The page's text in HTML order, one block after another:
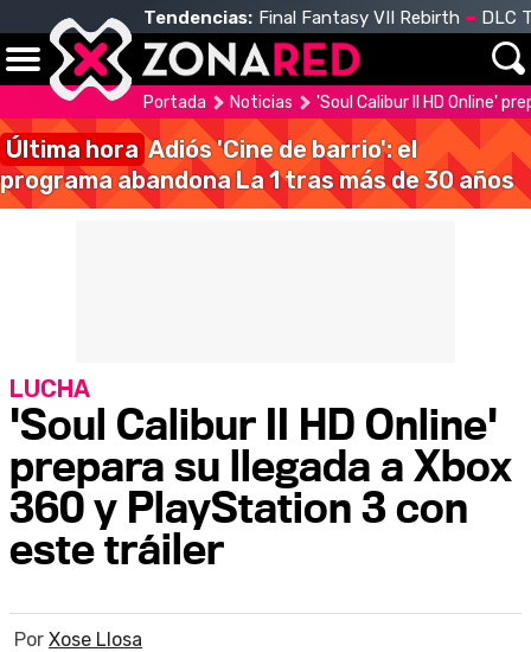
Tendencias: Final Fantasy VII Rebirth DLC
Portada Noticias 'Soul Calibur II HD Online'
Última hora Adiós 'Cine de barrio': el
programa abandona La 1 tras más de 30 años
'Soul Calibur II HD Online'
prepara su llegada a Xbox
360 y PlayStation 3 con
este tráiler
LUCHA
Por Xose Llosa